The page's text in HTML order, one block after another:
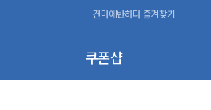
쿠폰샵
건마에반하다 즐겨찾기